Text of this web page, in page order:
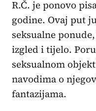
R.Č. je ponovo
godine. Ovaj put
seksualne
izgled i tijelo.
seksualnom
navodima o
fantazijama.